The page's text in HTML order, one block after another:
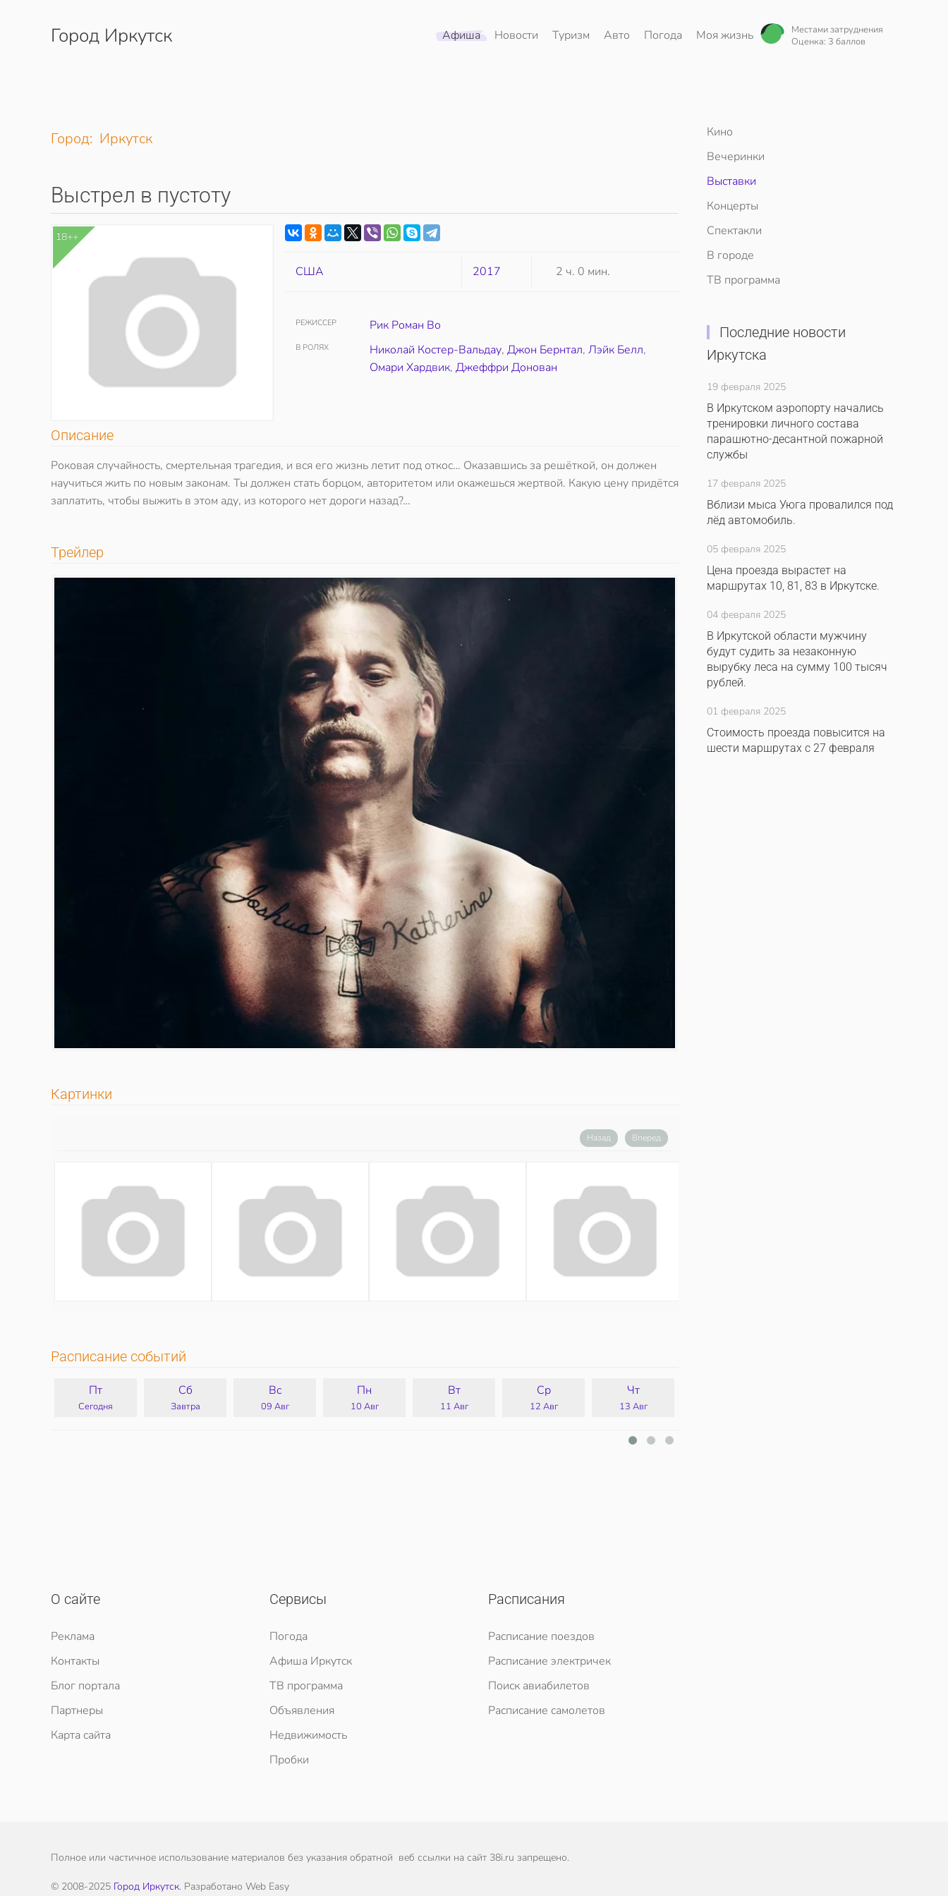
Перейти к содержимому
Город Иркутск Афиша Новости Туризм Авто Погода Моя жизнь
Местами затруднения
Оценка: 3 баллов
Город: Иркутск
Выстрел в пустоту
18++
США 2017 2 ч. 0 мин.
РЕЖИССЕР Рик Роман Во
В РОЛЯХ Николай Костер-Вальдау,Джон Бернтал,Лэйк Белл,
Омари Хардвик,Джеффри Донован
Описание
Роковая случайность, смертельная трагедия, и вся его жизнь летит под откос… Оказавшись за решёткой, он должен
научиться жить по новым законам. Ты должен стать борцом, авторитетом или окажешься жертвой. Какую цену придётся
заплатить, чтобы выжить в этом аду, из которого нет дороги назад?…
Трейлер
Картинки
Назад Вперед
Расписание событий
Пт
Сегодня
Сб
Завтра
Вс
09 Авг
Пн
10 Авг
Вт
11 Авг
Ср
12 Авг
Чт
13 Авг
Кино
Вечеринки
Выставки
Концерты
Спектакли
В городе
ТВ программа
Последние новости
Иркутска
19 февраля 2025
В Иркутском аэропорту начались
тренировки личного состава
парашютно-десантной пожарной
службы
17 февраля 2025
Вблизи мыса Уюга провалился под
лёд автомобиль.
05 февраля 2025
Цена проезда вырастет на
маршрутах 10, 81, 83 в Иркутске.
04 февраля 2025
В Иркутской области мужчину
будут судить за незаконную
вырубку леса на сумму 100 тысяч
рублей.
01 февраля 2025
Стоимость проезда повысится на
шести маршрутах с 27 февраля
О сайте
Реклама
Контакты
Блог портала
Партнеры
Карта сайта
Сервисы
Погода
Афиша Иркутск
ТВ программа
Объявления
Недвижимость
Пробки
Расписания
Расписание поездов
Расписание электричек
Поиск авиабилетов
Расписание самолетов
Полное или частичное использование материалов без указания обратной веб ссылки на сайт 38i.ru запрещено.
© 2008-2025 Город Иркутск. Разработано Web Easy